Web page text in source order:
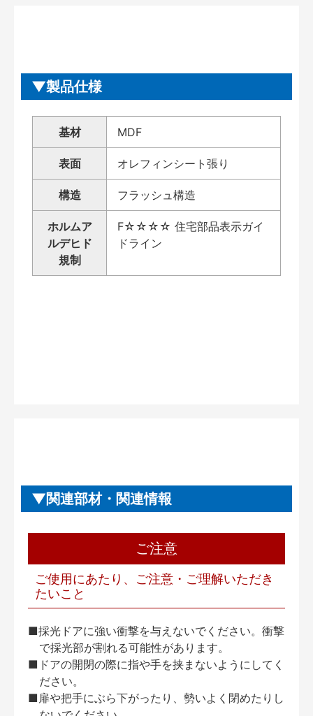
製品仕様
基材 MDF
表面 オレフィンシート張り
構造 フラッシュ構造
ホルムア
ルデヒド
規制
F☆☆☆☆ 住宅部品表示ガイ
ドライン
関連部材・関連情報
ご注意
ご使用にあたり、ご注意・ご理解いただき
たいこと
■採光ドアに強い衝撃を与えないでください。衝撃
で採光部が割れる可能性があります。
■ドアの開閉の際に指や手を挟まないようにしてく
ださい。
■扉や把手にぶら下がったり、勢いよく閉めたりし